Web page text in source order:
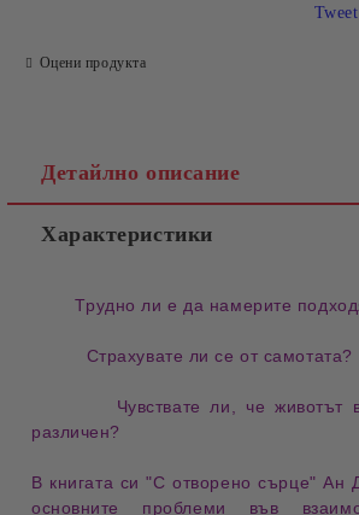
Оцени продукта
Tweet
Детайлно описание
Характеристики
Трудно ли е да намерите
Страхувате ли се от самотата?
Чувствате ли, че животът
различен?
В книгата си "С отворено сърце" Ан
основните проблеми във